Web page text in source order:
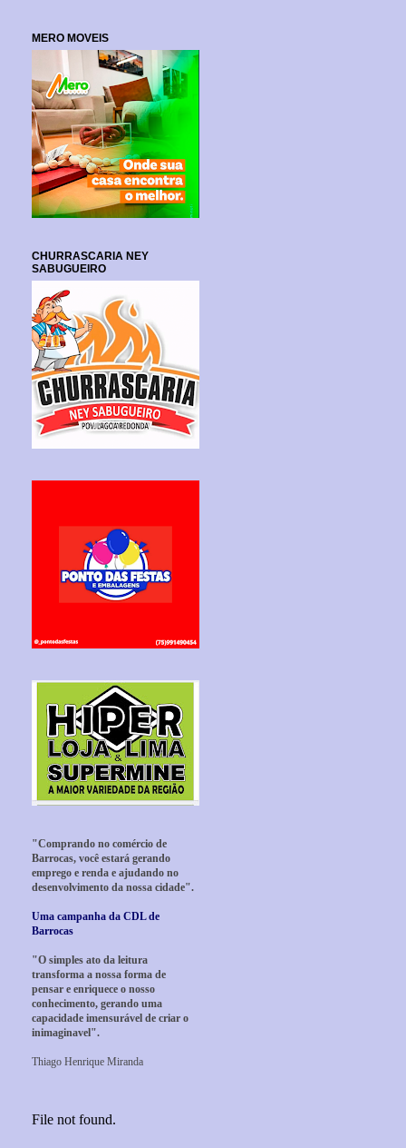
MERO MOVEIS
CHURRASCARIA NEY
SABUGUEIRO
"Comprando no comércio de
Barrocas, você estará gerando
emprego e renda e ajudando no
desenvolvimento da nossa cidade".
Uma campanha da CDL de
Barrocas
"O simples ato da leitura
transforma a nossa forma de
pensar e enriquece o nosso
conhecimento, gerando uma
capacidade imensurável de criar o
inimaginavel".
Thiago Henrique Miranda